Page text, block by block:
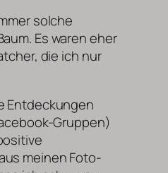
solche
Es waren eher
die ich nur
Entdeckungen
Gruppen)
meinen Foto-